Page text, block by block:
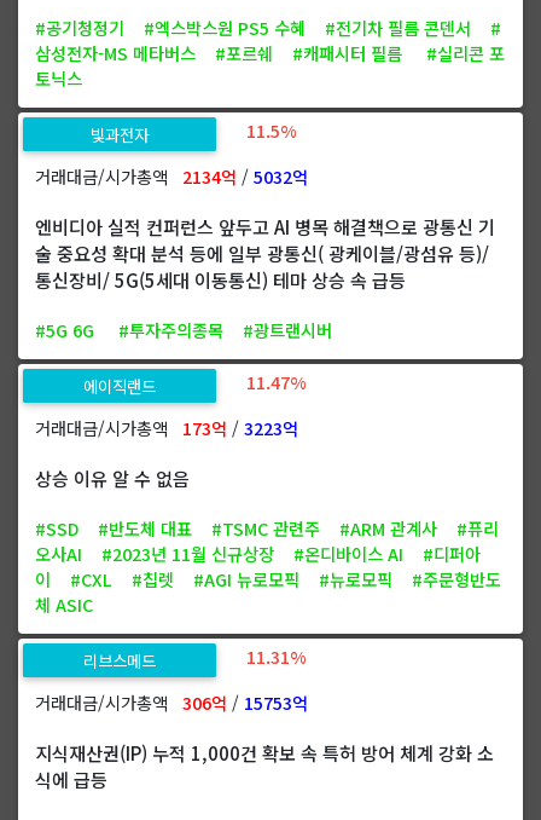
#공기청정기 #엑스박스원 PS5 수혜 #전기차 필름 콘덴서
#
삼성전자-MS 메타버스
#포르쉐 #캐패시터 필름
#실리콘 포
토닉스
빛과전자
11.5%
거래대금/시가총액 2134억 /5032억
엔비디아 실적 컨퍼런스 앞두고 AI 병목 해결책으로 광통신 기
술 중요성 확대 분석 등에 일부 광통신( 광케이블/광섬유 등)/
통신장비/ 5G(5세대 이동통신) 테마 상승 속 급등
#5G 6G #투자주의종목 #광트랜시버
에이직랜드
11.47%
거래대금/시가총액 173억 /3223억
상승 이유 알 수 없음
#SSD #반도체 대표 #TSMC 관련주 #ARM 관계사
#퓨리
오사AI
#2023년 11월 신규상장 #온디바이스 AI
#디퍼아
이
#CXL #칩렛 #AGI 뉴로모픽 #뉴로모픽
#주문형반도
체 ASIC
리브스메드
11.31%
거래대금/시가총액 306억 / 15753억
지식재산권(IP) 누적 1,000건 확보 속 특허 방어 체계 강화 소
식에 급등